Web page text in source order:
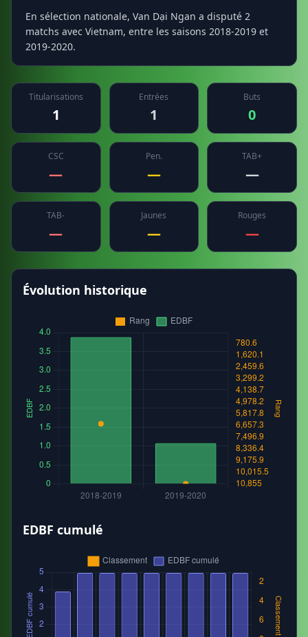
En sélection nationale, Van Dại Ngan a disputé 2
matchs avec Vietnam, entre les saisons 2018-2019 et
2019-2020.
Titularisations
1
Entrées
1
Buts
0
CSC
—
Pen.
—
TAB+
—
TAB-
—
Jaunes
—
Rouges
—
Évolution historique
EDBF cumulé